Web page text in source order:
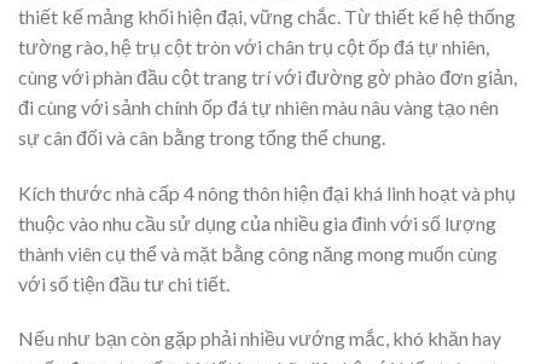
thiết kế mảng khối hiện đại, vững chắc. Từ thiết kế hệ thống
tường rào, hệ trụ cột tròn với chân trụ cột ốp đá tự nhiên,
cùng với phàn đầu cột trang trí với đường gờ phào đơn giản,
đi cùng với sảnh chính ốp đá tự nhiên màu nâu vàng tạo nên
sự cân đối và cân bằng trong tổng thể chung.
Kích thước nhà cấp 4 nông thôn hiện đại khá linh hoạt và phụ
thuộc vào nhu cầu sử dụng của nhiều gia đình với số lượng
thành viên cụ thể và mặt bằng công năng mong muốn cùng
với số tiện đầu tư chi tiết.
Nếu như bạn còn gặp phải nhiều vướng mắc, khó khăn hay